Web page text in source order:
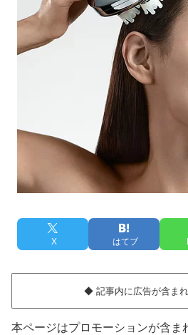
X はてブ
◆ 記事内に広告が含まれ
本ページはプロモーションが含ま